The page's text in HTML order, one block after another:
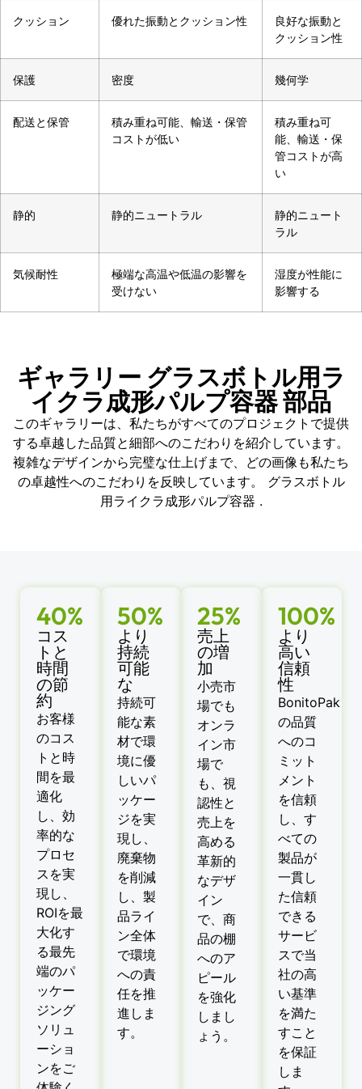
クッション 優れた振動とクッション性
良好な振動と
クッション性
保護 密度 幾何学
配送と保管
積み重ね可能、輸送・保管
コストが低い
積み重ね可
能、輸送・保
管コストが高
い
静的 静的ニュートラル
静的ニュート
ラル
気候耐性
極端な高温や低温の影響を
受けない
湿度が性能に
影響する
ギャラリー グラスボトル用ラ
イクラ成形パルプ容器 部品
このギャラリーは、私たちがすべてのプロジェクトで提供
する卓越した品質と細部へのこだわりを紹介しています。
複雑なデザインから完璧な仕上げまで、どの画像も私たち
の卓越性へのこだわりを反映しています。 グラスボトル
用ライクラ成形パルプ容器 .
40%
コス
トと
時間
の節
約
お客様
のコス
トと時
間を最
適化
し、効
率的な
プロセ
スを実
現し、
ROIを最
大化す
る最先
端のパ
ッケー
ジング
ソリュ
ーショ
ンをご
50%
より
持続
可能
な
持続可
能な素
材で環
境に優
しいパ
ッケー
ジを実
現し、
廃棄物
を削減
し、製
品ライ
ン全体
で環境
への責
任を推
進しま
す。
25%
売上
の増
加
小売市
場でも
オンラ
イン市
場で
も、視
認性と
売上を
高める
革新的
なデザ
イン
で、商
品の棚
へのア
ピール
を強化
しまし
ょう。
100%
より
高い
信頼
性
BonitoPak
の品質
へのコ
ミット
メント
を信頼
し、す
べての
製品が
一貫し
た信頼
できる
サービ
スで当
社の高
い基準
を満た
すこと
を保証
しま